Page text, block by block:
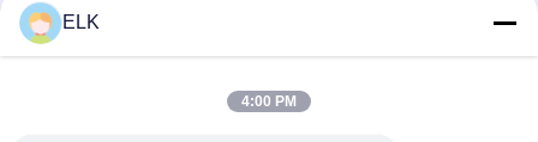
連絡 ください
ELK
4:00 PM